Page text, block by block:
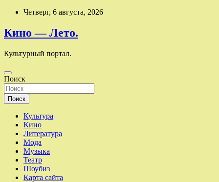
Перейти
содержимому
Четверг, 6 августа, 2026
Кино — Лето.
Культурный портал.
Поиск
Поиск
Культура
Кино
Литература
Мода
Музыка
Театр
Шоубиз
Карта сайта